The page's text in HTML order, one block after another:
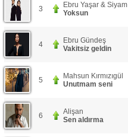
3
Ebru Yaşar & Siyam
Yoksun
4
Ebru Gündeş
Vakitsiz geldin
5
Mahsun Kırmızıgül
Unutmam seni
6
Alişan
Sen aldırma